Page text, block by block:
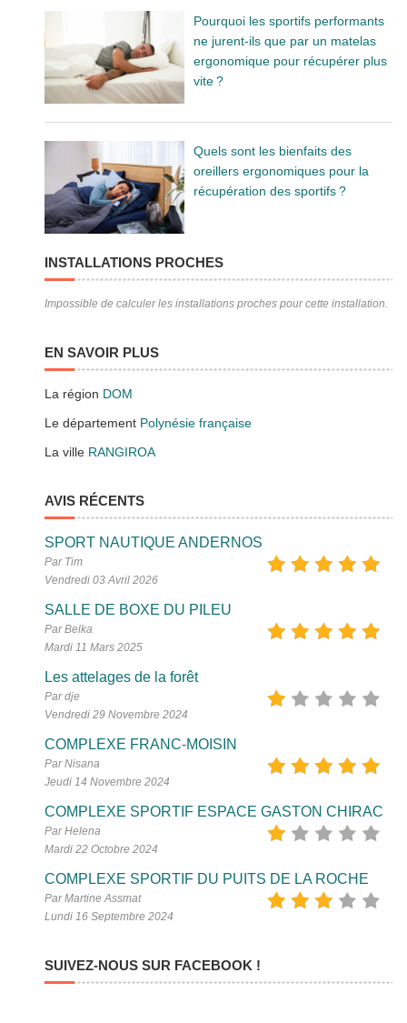
Pourquoi les sportifs performants
ne jurent-ils que par un matelas
ergonomique pour récupérer plus
vite ?
Quels sont les bienfaits des
oreillers ergonomiques pour la
récupération des sportifs ?
INSTALLATIONS PROCHES
Impossible de calculer les installations proches pour cette installation.
EN SAVOIR PLUS
La région DOM
Le département Polynésie française
La ville RANGIROA
AVIS RÉCENTS
SPORT NAUTIQUE ANDERNOS
Par Tim
Vendredi 03 Avril 2026
SALLE DE BOXE DU PILEU
Par Belka
Mardi 11 Mars 2025
Les attelages de la forêt
Par dje
Vendredi 29 Novembre 2024
COMPLEXE FRANC-MOISIN
Par Nisana
Jeudi 14 Novembre 2024
COMPLEXE SPORTIF ESPACE GASTON CHIRAC
Par Helena
Mardi 22 Octobre 2024
COMPLEXE SPORTIF DU PUITS DE LA ROCHE
Par Martine Assmat
Lundi 16 Septembre 2024
SUIVEZ-NOUS SUR FACEBOOK !